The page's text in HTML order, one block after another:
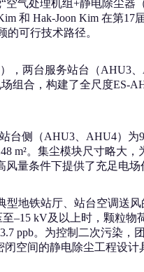
气处理机组+静电除尘器
和 Hak‑Joon Kim 在第
可行技术路径。
两台服务站台（AHU3
合，构建了全尺度
台侧（AHU3、AHU4）为
m²。集尘模块尺寸略大，
量条件下提供了充足电场
型地铁站厅、站台空调送
kV及以上时，颗粒物
ppb。为控制二次污染，
空间的静电除尘工程设计